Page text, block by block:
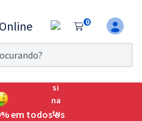
0
7 dias!
o Exame da
em todos os